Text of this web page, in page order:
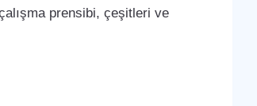
prensibi, çeşitleri ve